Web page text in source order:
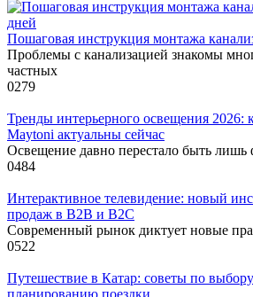
Пошаговая инструкция монтажа
Проблемы с канализацией знакомы
частных
0279
Тренды интерьерного освещения 2026:
Maytoni актуальны сейчас
Освещение давно перестало быть лишь
0484
Интерактивное телевидение: новый
продаж в B2B и B2C
Современный рынок диктует новые
0522
Путешествие в Катар: советы по
планированию поездки